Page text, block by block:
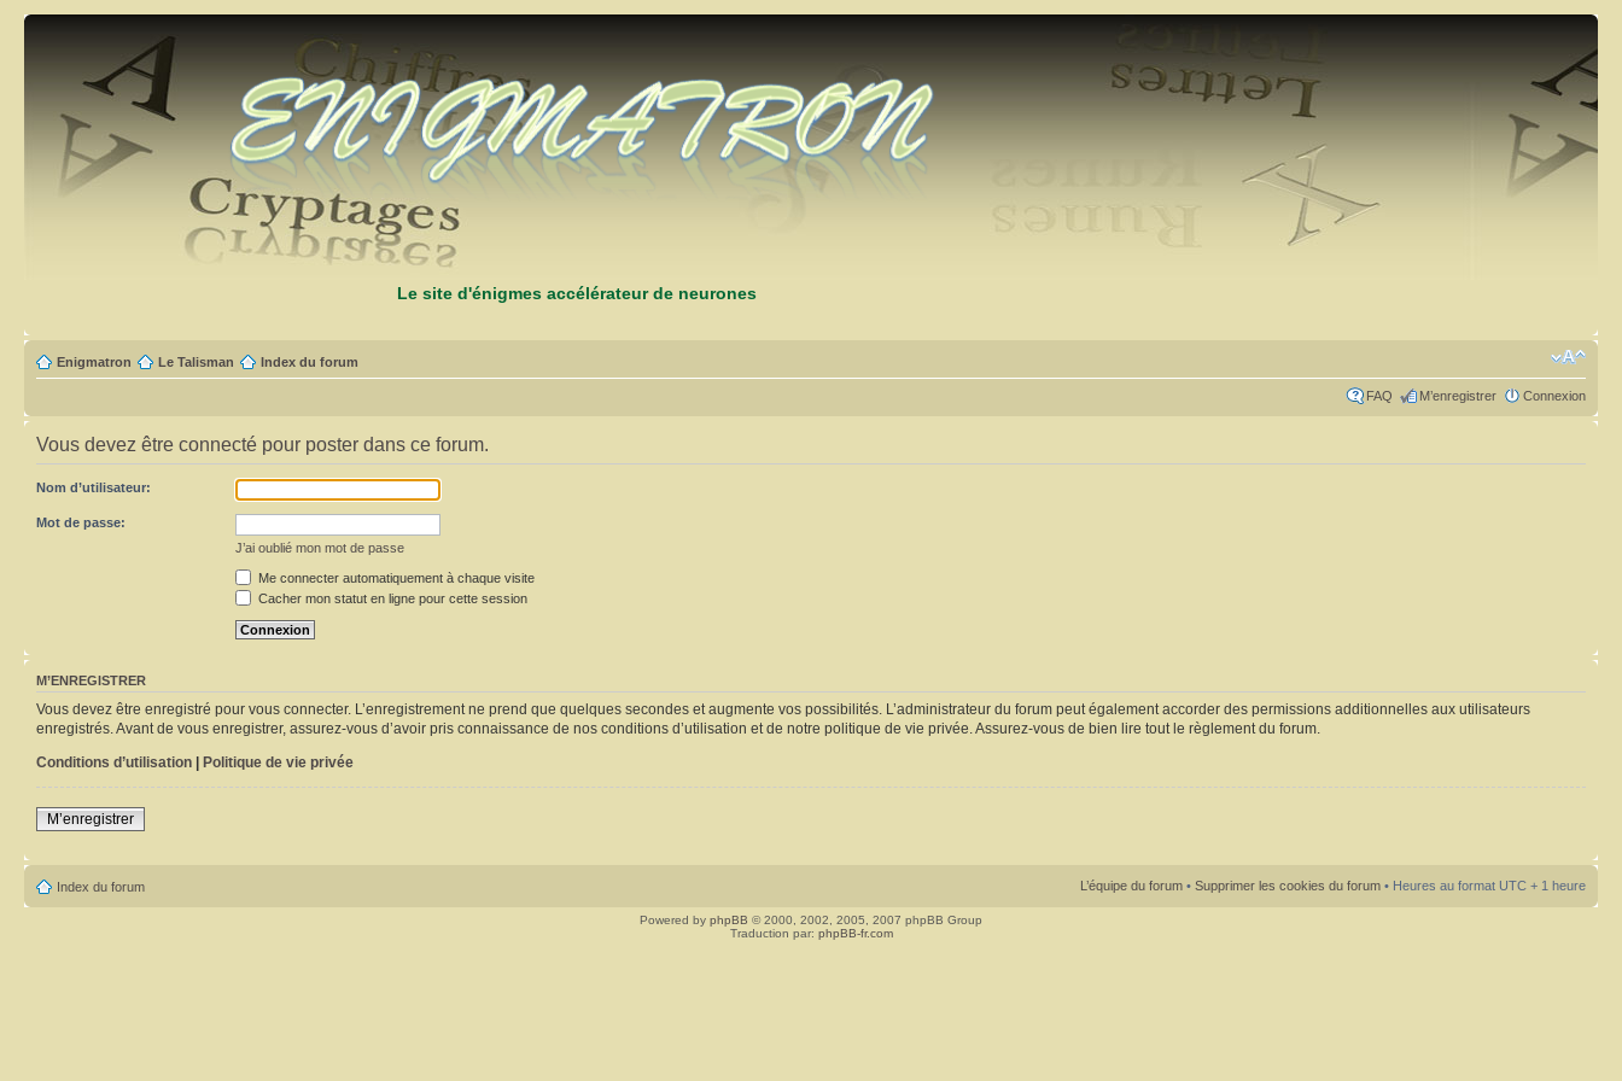
Le site d'énigmes accélérateur de neurones
Enigmatron Le Talisman Index du forum
FAQ M’enregistrer Connexion
Vous devez être connecté pour poster dans ce forum.
Nom d’utilisateur:
Mot de passe:
J’ai oublié mon mot de passe
Me connecter automatiquement à chaque visite
Cacher mon statut en ligne pour cette session
M’ENREGISTRER
Vous devez être enregistré pour vous connecter. L’enregistrement ne prend que quelques secondes et augmente vos possibilités. L’administrateur du forum peut également accorder des permissions additionnelles aux utilisateurs
enregistrés. Avant de vous enregistrer, assurez-vous d’avoir pris connaissance de nos conditions d’utilisation et de notre politique de vie privée. Assurez-vous de bien lire tout le règlement du forum.
Conditions d’utilisation | Politique de vie privée
M’enregistrer
Index du forum L’équipe du forum • Supprimer les cookies du forum • Heures au format UTC + 1 heure
Powered by phpBB © 2000, 2002, 2005, 2007 phpBB Group
Traduction par: phpBB-fr.com